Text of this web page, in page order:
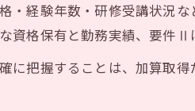
放課後
440万
例外適
・経験年数・研修受講状況
資格保有と勤務実績、要件Ⅱ
に把握することは、加算取